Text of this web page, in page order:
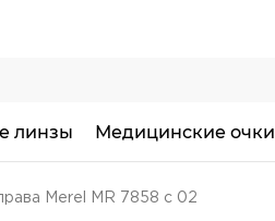
линзы Медицинские очки
Merel MR 7858 с 02